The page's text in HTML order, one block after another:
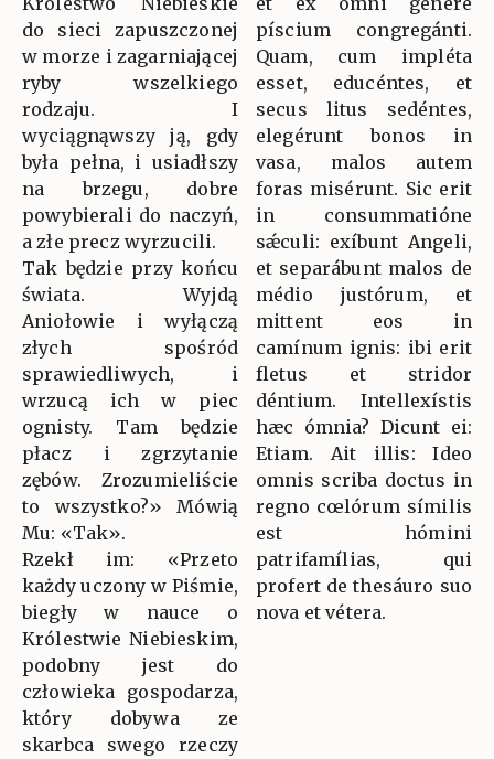
do sieci zapuszczonej
w morze i zagarniającej
ryby wszelkiego
rodzaju. I
wyciągnąwszy ją, gdy
była pełna, i usiadłszy
na brzegu, dobre
powybierali do naczyń,
a złe precz wyrzucili.
Tak będzie przy końcu
świata. Wyjdą
Aniołowie i wyłączą
złych spośród
sprawiedliwych, i
wrzucą ich w piec
ognisty. Tam będzie
płacz i zgrzytanie
zębów. Zrozumieliście
to wszystko?» Mówią
Mu: «Tak».
Rzekł im: «Przeto
każdy uczony w Piśmie,
biegły w nauce o
Królestwie Niebieskim,
podobny jest do
człowieka gospodarza,
który dobywa ze
skarbca swego rzeczy
píscium congregánti.
Quam, cum impléta
esset, educéntes, et
secus litus sedéntes,
elegérunt bonos in
vasa, malos autem
foras misérunt. Sic erit
in consummatióne
sǽculi: exíbunt Angeli,
et separábunt malos de
médio justórum, et
mittent eos in
camínum ignis: ibi erit
fletus et stridor
déntium. Intellexístis
hæc ómnia? Dicunt ei:
Etiam. Ait illis: Ideo
omnis scriba doctus in
regno cœlórum símilis
est hómini
patrifamílias, qui
profert de thesáuro suo
nova et vétera.